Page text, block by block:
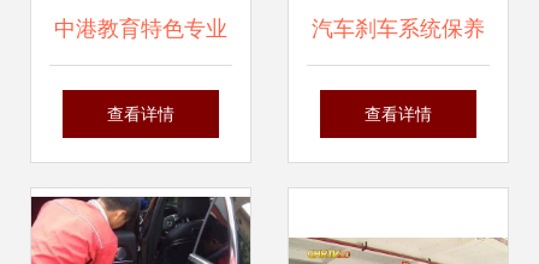
中港教育特色专业
汽车维修与机动车
查看详情
汽车刹车系统保养
10年经验维修工给
人身安全
查看详情